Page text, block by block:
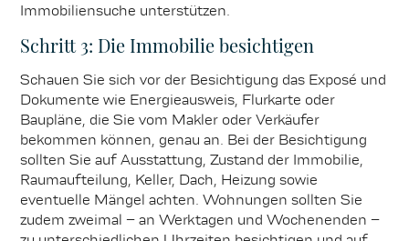
Immobiliensuche unterstützen.
Schritt 3: Die Immobilie besichtigen
Schauen Sie sich vor der Besichtigung das Exposé und
Dokumente wie Energieausweis, Flurkarte oder
Baupläne, die Sie vom Makler oder Verkäufer
bekommen können, genau an. Bei der Besichtigung
sollten Sie auf Ausstattung, Zustand der Immobilie,
Raumaufteilung, Keller, Dach, Heizung sowie
eventuelle Mängel achten. Wohnungen sollten Sie
zudem zweimal – an Werktagen und Wochenenden –